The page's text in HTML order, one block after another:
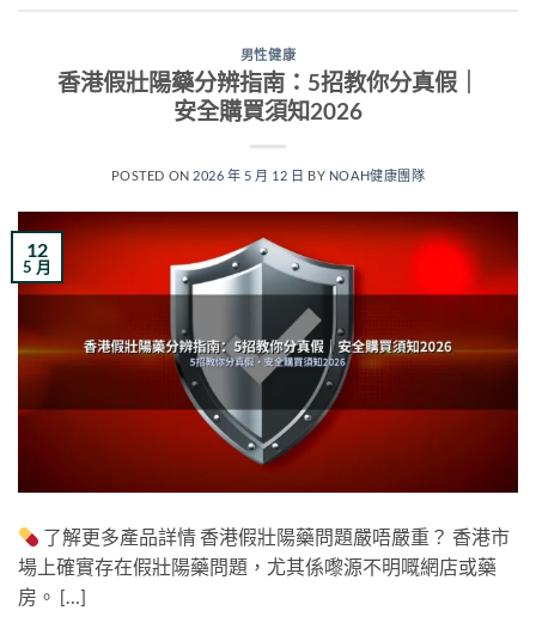
男性健康
香港假壯陽藥分辨指南：5招教你分真假｜
安全購買須知2026
POSTED ON 2026 年 5 月 12 日 BY NOAH健康團隊
12
5 月
了解更多產品詳情 香港假壯陽藥問題嚴唔嚴重？ 香港市
場上確實存在假壯陽藥問題，尤其係嚟源不明嘅網店或藥
房。 […]